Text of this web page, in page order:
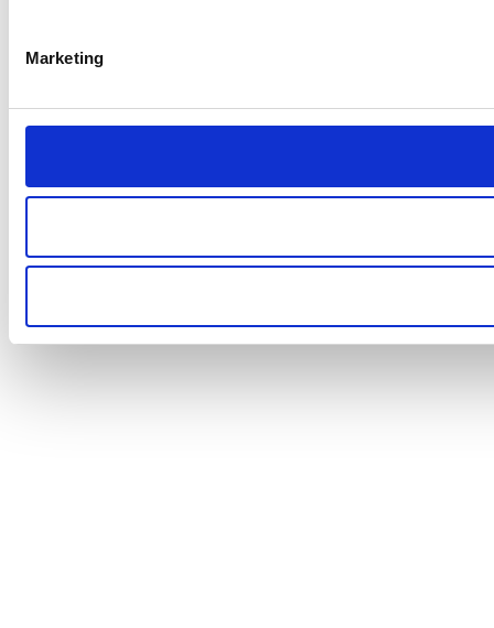
Marketing